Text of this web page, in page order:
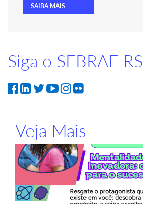
SAIBA MAIS
Siga o SEBRAE RS
Veja Mais